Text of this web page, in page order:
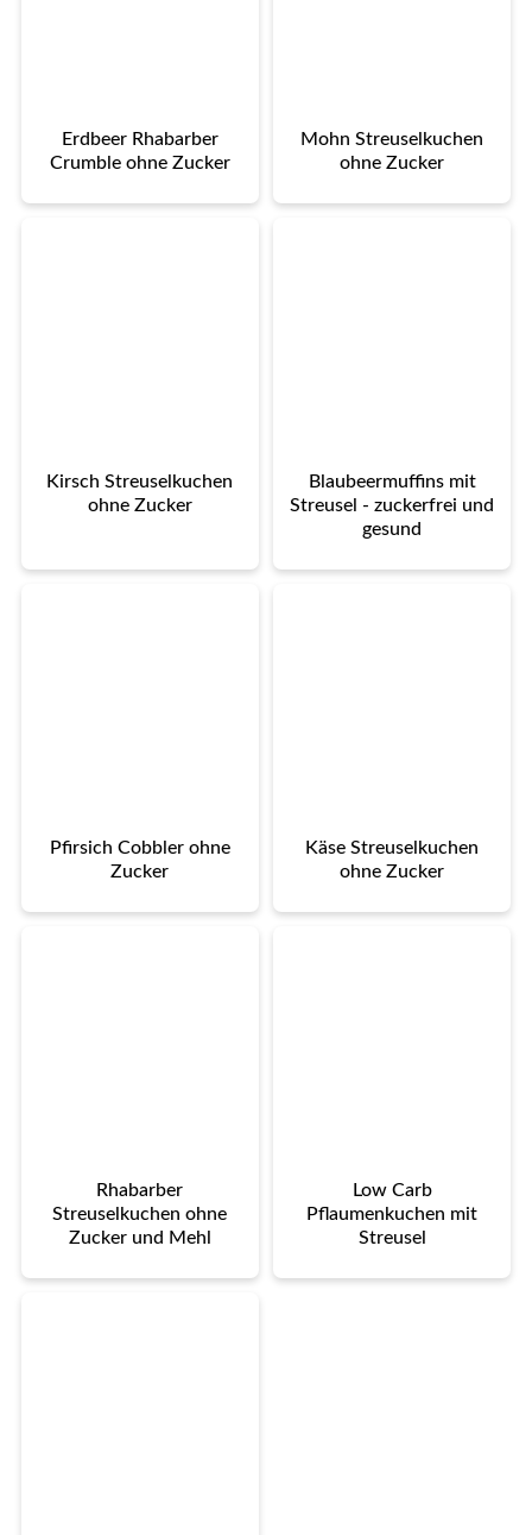
Erdbeer Rhabarber
Crumble ohne Zucker
Mohn Streuselkuchen
ohne Zucker
Kirsch Streuselkuchen
ohne Zucker
Blaubeermuffins mit
Streusel - zuckerfrei und
gesund
Pfirsich Cobbler ohne
Zucker
Käse Streuselkuchen
ohne Zucker
Rhabarber
Streuselkuchen ohne
Zucker und Mehl
Low Carb
Pflaumenkuchen mit
Streusel